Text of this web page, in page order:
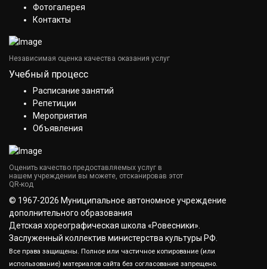
Фотогалерея
Контакты
Независимая оценка качества оказания услуг
Учебный процесс
Расписание занятий
Репетиции
Мероприятия
Объявления
Оценить качество предоставляемых услуг в
нашем учреждении вы можете, отсканировав этот
QR-код
© 1967-2026 Муниципальное автономное учреждение
дополнительного образования
Детская хореографическая школа «Ровесники».
Заслуженный коллектив министерства культуры РФ.
Все права защищены. Полное или частичное копирование (или
использование) материалов сайта без согласования запрещено.